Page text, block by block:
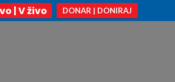
| V živo DONAR | DONIRAJ